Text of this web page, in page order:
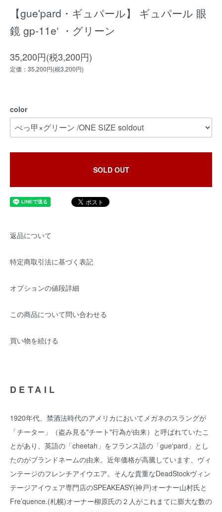
【gue'pard・ギュパール】 ギュパール 眼
鏡 gp-11e‘ ・グリーン
35,200円(税3,200円)
定価：35,200円(税3,200円)
color
SOLD OUT
返品について
特定商取引法に基づく表記
オプションの値段詳細
この商品について問い合わせる
買い物を続ける
DETAIL
1920年代、禁酒法時代のアメリカにおいてメガネのスラングが
「チーター」（盗み見る"チート"行為が由来）と呼ばれていたこ
とがあり、英語の「cheetah」をフランス語の「gue'pard」とし
たのがブランドネームの由来。近年価格が高騰しています、ヴィ
ンテージのフレンチアイウエア。そんな貴重なDeadStockヴィン
テージアイウェア専門店のSPEAKEASY(神戸)オーナー山村氏と
Fre’quence.(札幌)オーナー柳原氏の２人がこれまてに膨大な数の